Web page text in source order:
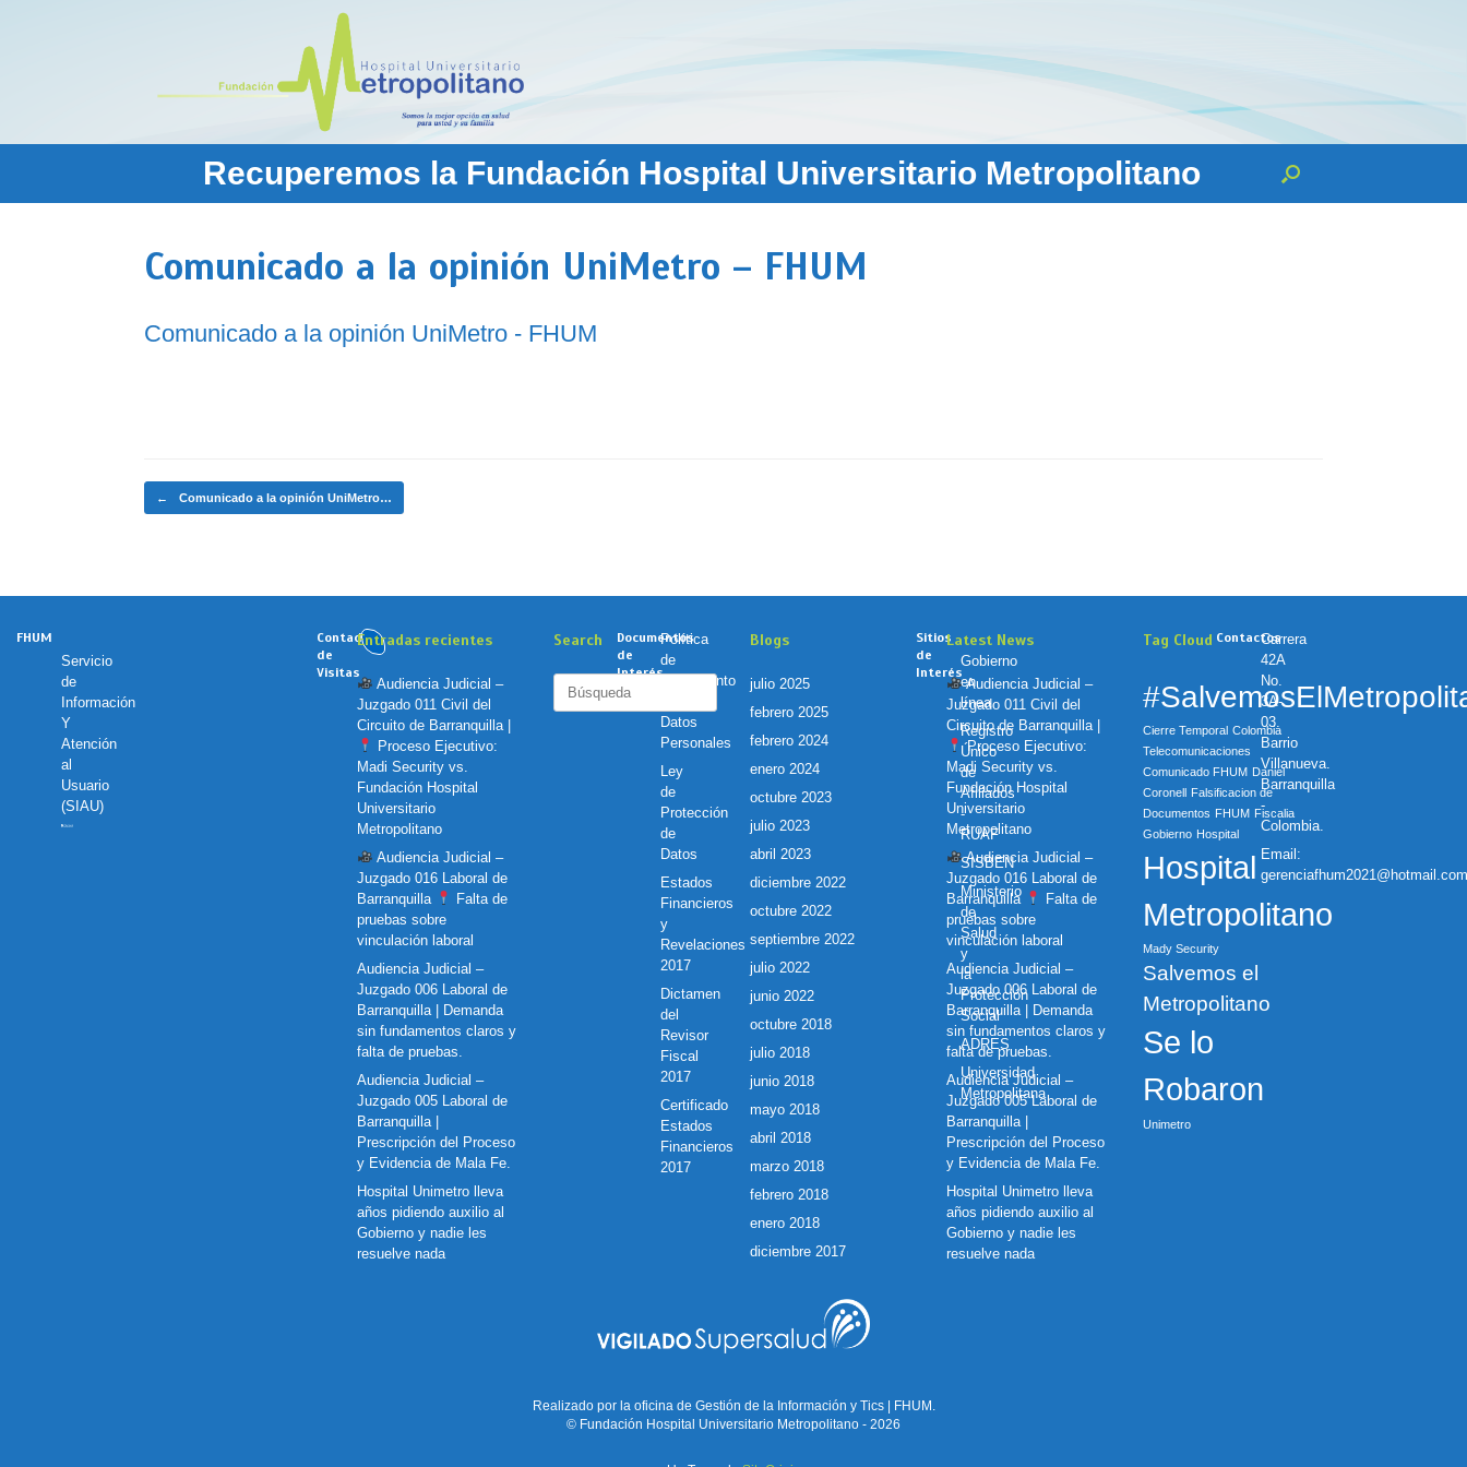
Recuperemos la Fundación Hospital Universitario Metropolitano
Comunicado a la opinión UniMetro – FHUM
Comunicado a la opinión UniMetro - FHUM
Navegador de artículos
← Comunicado a la opinión UniMetro…
FHUM
Servicio
de
Información
Y
Atención
al
Usuario
(SIAU)
Contador
de
Visitas
Documentos
de
Interés
Política
de
Tratamiento
Datos
Personales
Ley
de
Protección
de
Datos
Estados
Financieros
y
Revelaciones
2017
Dictamen
del
Revisor
Fiscal
2017
Certificado
Estados
Financieros
2017
Sitios
de
Interés
Gobierno
en
línea
Registro
Único
de
Afiliados
-
RUAF
SISBEN
Ministerio
de
Salud
y
la
Protección
Social
ADRES
Universidad
Metropolitana
ContactosCarrera
42A
No.
3A-
03.
Barrio
Villanueva.
Barranquilla
-
Colombia.
Email:
gerenciafhum2021@hotmail.com
Entradas recientes
Audiencia Judicial –
Juzgado 011 Civil del
Circuito de Barranquilla |
Proceso Ejecutivo:
Madi Security vs.
Fundación Hospital
Universitario
Metropolitano
Audiencia Judicial –
Juzgado 016 Laboral de
Barranquilla
Falta de
pruebas sobre
vinculación laboral
Audiencia Judicial –
Juzgado 006 Laboral de
Barranquilla | Demanda
sin fundamentos claros y
falta de pruebas.
Audiencia Judicial –
Juzgado 005 Laboral de
Barranquilla |
Prescripción del Proceso
y Evidencia de Mala Fe.
Hospital Unimetro lleva
años pidiendo auxilio al
Gobierno y nadie les
resuelve nada
Search
Buscar:
Blogs
julio 2025
febrero 2025
febrero 2024
enero 2024
octubre 2023
julio 2023
abril 2023
diciembre 2022
octubre 2022
septiembre 2022
julio 2022
junio 2022
octubre 2018
julio 2018
junio 2018
mayo 2018
abril 2018
marzo 2018
febrero 2018
enero 2018
diciembre 2017
Latest News
Audiencia Judicial –
Juzgado 011 Civil del
Circuito de Barranquilla |
Proceso Ejecutivo:
Madi Security vs.
Fundación Hospital
Universitario
Metropolitano
Audiencia Judicial –
Juzgado 016 Laboral de
Barranquilla
Falta de
pruebas sobre
vinculación laboral
Audiencia Judicial –
Juzgado 006 Laboral de
Barranquilla | Demanda
sin fundamentos claros y
falta de pruebas.
Audiencia Judicial –
Juzgado 005 Laboral de
Barranquilla |
Prescripción del Proceso
y Evidencia de Mala Fe.
Hospital Unimetro lleva
años pidiendo auxilio al
Gobierno y nadie les
resuelve nada
Tag Cloud
Cierre Temporal Colombia
Telecomunicaciones
Comunicado FHUM Daniel
Coronell Falsificacion de
Documentos FHUM Fiscalia
Gobierno Hospital
Hospital
Metropolitano
Mady Security
Salvemos el
Metropolitano
Se lo
Robaron
Unimetro
Realizado por la oficina de Gestión de la Información y Tics | FHUM.
© Fundación Hospital Universitario Metropolitano - 2026